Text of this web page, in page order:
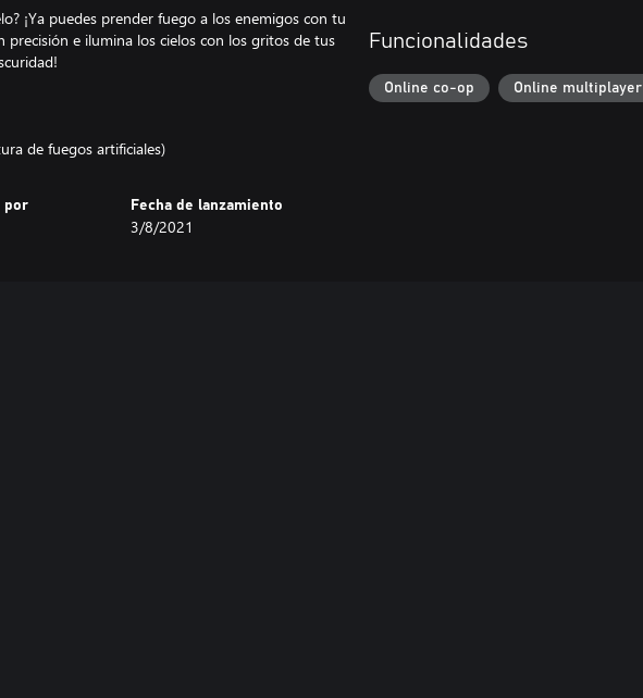
¡Ya puedes prender fuego a los enemigos con tu
e ilumina los cielos con los gritos de tus
de fuegos artificiales)
por Fecha de lanzamiento
3/8/2021
Funcionalidades
Online co-op Online multiplayer